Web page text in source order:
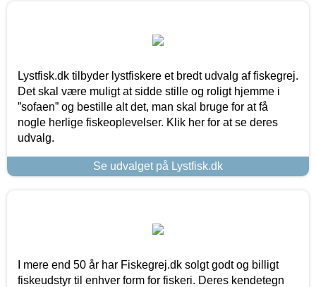
Lystfisk.dk tilbyder lystfiskere et bredt udvalg af fiskegrej.
Det skal være muligt at sidde stille og roligt hjemme i
”sofaen” og bestille alt det, man skal bruge for at få
nogle herlige fiskeoplevelser. Klik her for at se deres
udvalg.
Se udvalget på Lystfisk.dk
I mere end 50 år har Fiskegrej.dk solgt godt og billigt
fiskeudstyr til enhver form for fiskeri. Deres kendetegn